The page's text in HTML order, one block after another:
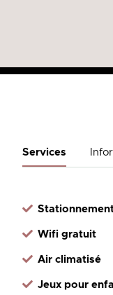
Services
Wifi gratuit
Air climatisé
Jeux pour